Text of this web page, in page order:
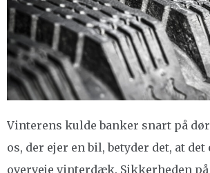
Vinterens kulde banker snart på
os, der ejer en bil, betyder det, at
overveje vinterdæk. Sikkerheden på